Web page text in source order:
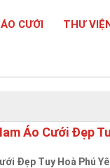
ÁO CƯỚI THƯ
Áo Cưới Đẹp
Đẹp Tuy Hoà Phú